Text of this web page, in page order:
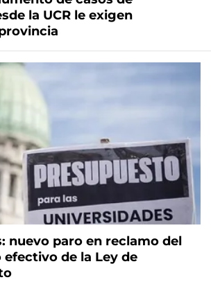
la UCR le exigen
nuevo paro en reclamo del
de la Ley de